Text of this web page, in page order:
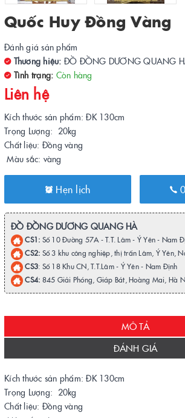
Quốc Huy Đồng Vàng
Đánh giá sản phẩm
Thương hiệu: ĐỒ ĐỒNG DƯƠNG QUANG
Tình trạng: Còn hàng
Liên hệ
Kích thước sản phẩm: ĐK 130cm
Trọng Lượng: 20kg
Chất liệu: Đồng vàng
Màu sắc: vàng
Hẹn lịch
ĐỒ ĐỒNG DƯƠNG QUANG HÀ
CS1: Số 10 Đường 57A - T.T. Lâm - Ý Yên - Nam
CS2: Số 3 khu công nghiệp, thị trấn Lâm, Ý Yên,
CS3: Số 18 Khu CN, T.T.Lâm - Ý Yên - Nam Định
CS4: 845 Giải Phóng, Giáp Bát, Hoàng Mai, Hà
MÔ TẢ
ĐÁNH GIÁ
Kích thước sản phẩm: ĐK 130cm
Trọng Lượng: 20kg
Chất liệu: Đồng vàng